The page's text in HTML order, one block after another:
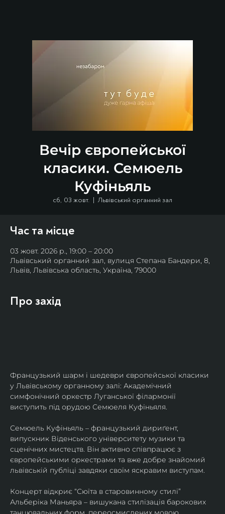
Вечір європейської
класики. Семюель
Куфіньяль
сб, 03 жовт.
  |
Львівський органний зал
Час та місце
03 жовт. 2026 р., 19:00 – 20:00
Львівський органний зал, вулиця Степана Бандери, 8,
Львів, Львівська область, Україна, 79000
Про захід
Французький шарм і шедеври європейської класики
у Львівському органному залі: Академічний
симфонічний оркестр Луганської філармонії
виступить під орудою Семюеля Куфіньяля.
Семюель Куфіньяль – французький дириґент,
випускник Віденського університету музики та
сценічних мистецтв. Він активно співпрацює з
європейськими оркестрами та вже добре знайомий
львівській публіці завдяки своїм яскравим виступам.
Концерт відкриє “Сюїта в старовинному стилі”
Альберіка Маньяра – вишукана стилізація барокових